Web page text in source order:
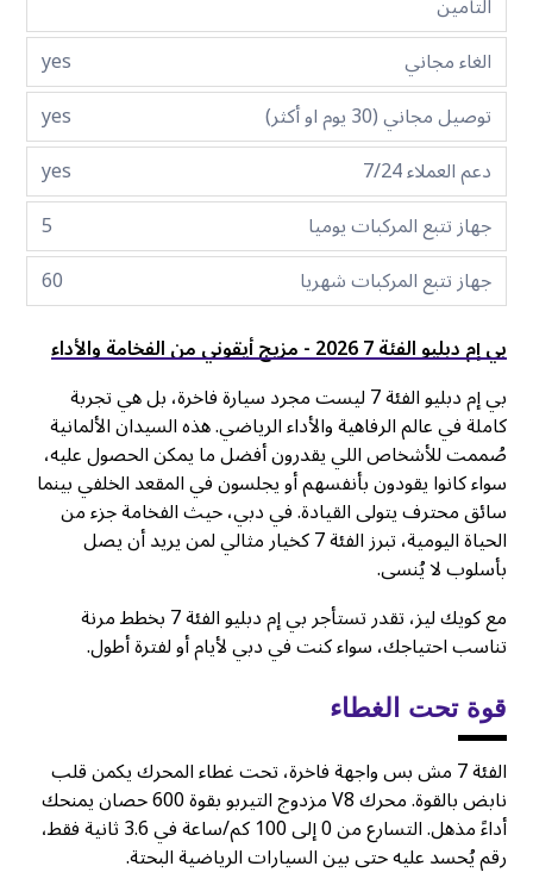
الغاء مجاني
yes
توصيل مجاني (30 يوم او أكثر)
yes
دعم العملاء 7/24
yes
جهاز تتبع المركبات يوميا
5
جهاز تتبع المركبات شهريا
60
بي إم دبليو الفئة 7 2026 - مزيج أيقوني من الفخامة والأداء
بي إم دبليو الفئة 7 ليست مجرد سيارة فاخرة، بل هي تجربة
كاملة في عالم الرفاهية والأداء الرياضي. هذه السيدان الألمانية
صُممت للأشخاص اللي يقدرون أفضل ما يمكن الحصول عليه،
سواء كانوا يقودون بأنفسهم أو يجلسون في المقعد الخلفي بينما
سائق محترف يتولى القيادة. في دبي، حيث الفخامة جزء من
الحياة اليومية، تبرز الفئة 7 كخيار مثالي لمن يريد أن يصل
بأسلوب لا يُنسى.
مع كويك ليز، تقدر تستأجر بي إم دبليو الفئة 7 بخطط مرنة
تناسب احتياجك، سواء كنت في دبي لأيام أو لفترة أطول.
قوة تحت الغطاء
الفئة 7 مش بس واجهة فاخرة، تحت غطاء المحرك يكمن قلب
نابض بالقوة. محرك V8 مزدوج التيربو بقوة 600 حصان يمنحك
أداءً مذهل. التسارع من 0 إلى 100 كم/ساعة في 3.6 ثانية فقط،
رقم يُحسد عليه حتى بين السيارات الرياضية البحتة.